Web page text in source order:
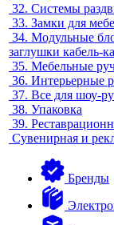
32. Системы
33. Замки для
34. Модульные
заглушки кабель-
35. Мебельные
36. Интерьерные
37. Все для шоу-
38. Упаковка
39.
Сувенирная и
Бренды